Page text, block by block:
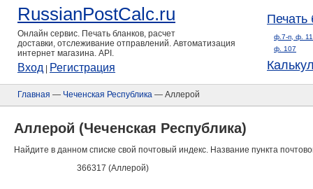
RussianPostCalc.ru
Онлайн сервис. Печать бланков, расчет
доставки, отслеживание отправлений. Автоматизация
интернет магазина. API.
Вход Регистрация
Печать
ф.7-п, ф.
ф. 107
Главная — Чеченская Республика — Аллерой
Аллерой (Чеченская Республика)
Найдите в данном списке свой почтовый индекс. Название пункта
366317 (Аллерой)